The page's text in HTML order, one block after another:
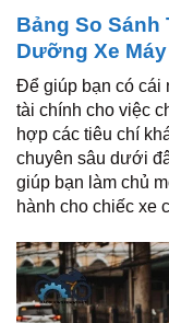
Bảng So Sánh
Dưỡng Xe Máy
Để giúp bạn có cái
tài chính cho việc
hợp các tiêu chí
chuyên sâu dưới
giúp bạn làm chủ
hành cho chiếc xe